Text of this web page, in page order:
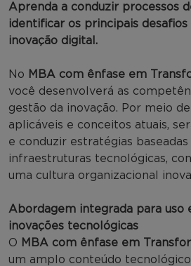
Aprenda a conduzir processos
identificar os principais desafios
inovação digital.
No MBA com ênfase em
você desenvolverá as
gestão da inovação. Por meio
aplicáveis e conceitos atuais,
e conduzir estratégias baseadas
infraestruturas tecnológicas,
uma cultura organizacional
Abordagem integrada para uso
inovações tecnológicas
O MBA com ênfase em
um amplo conteúdo